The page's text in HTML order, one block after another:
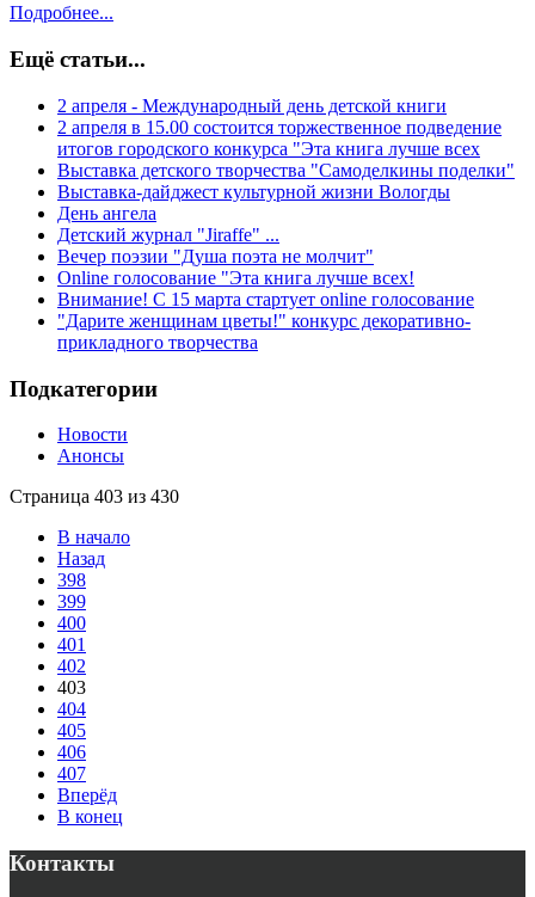
Подробнее...
Ещё статьи...
2 апреля - Международный день детской книги
2 апреля в 15.00 состоится торжественное подведение
итогов городского конкурса "Эта книга лучше всех
Выставка детского творчества "Самоделкины поделки"
Выставка-дайджест культурной жизни Вологды
День ангела
Детский журнал "Jiraffe" ...
Вечер поэзии "Душа поэта не молчит"
Online голосование "Эта книга лучше всех!
Внимание! С 15 марта стартует online голосование
"Дарите женщинам цветы!" конкурс декоративно-
прикладного творчества
Подкатегории
Новости
Анонсы
Страница 403 из 430
В начало
Назад
398
399
400
401
402
403
404
405
406
407
Вперёд
В конец
Контакты